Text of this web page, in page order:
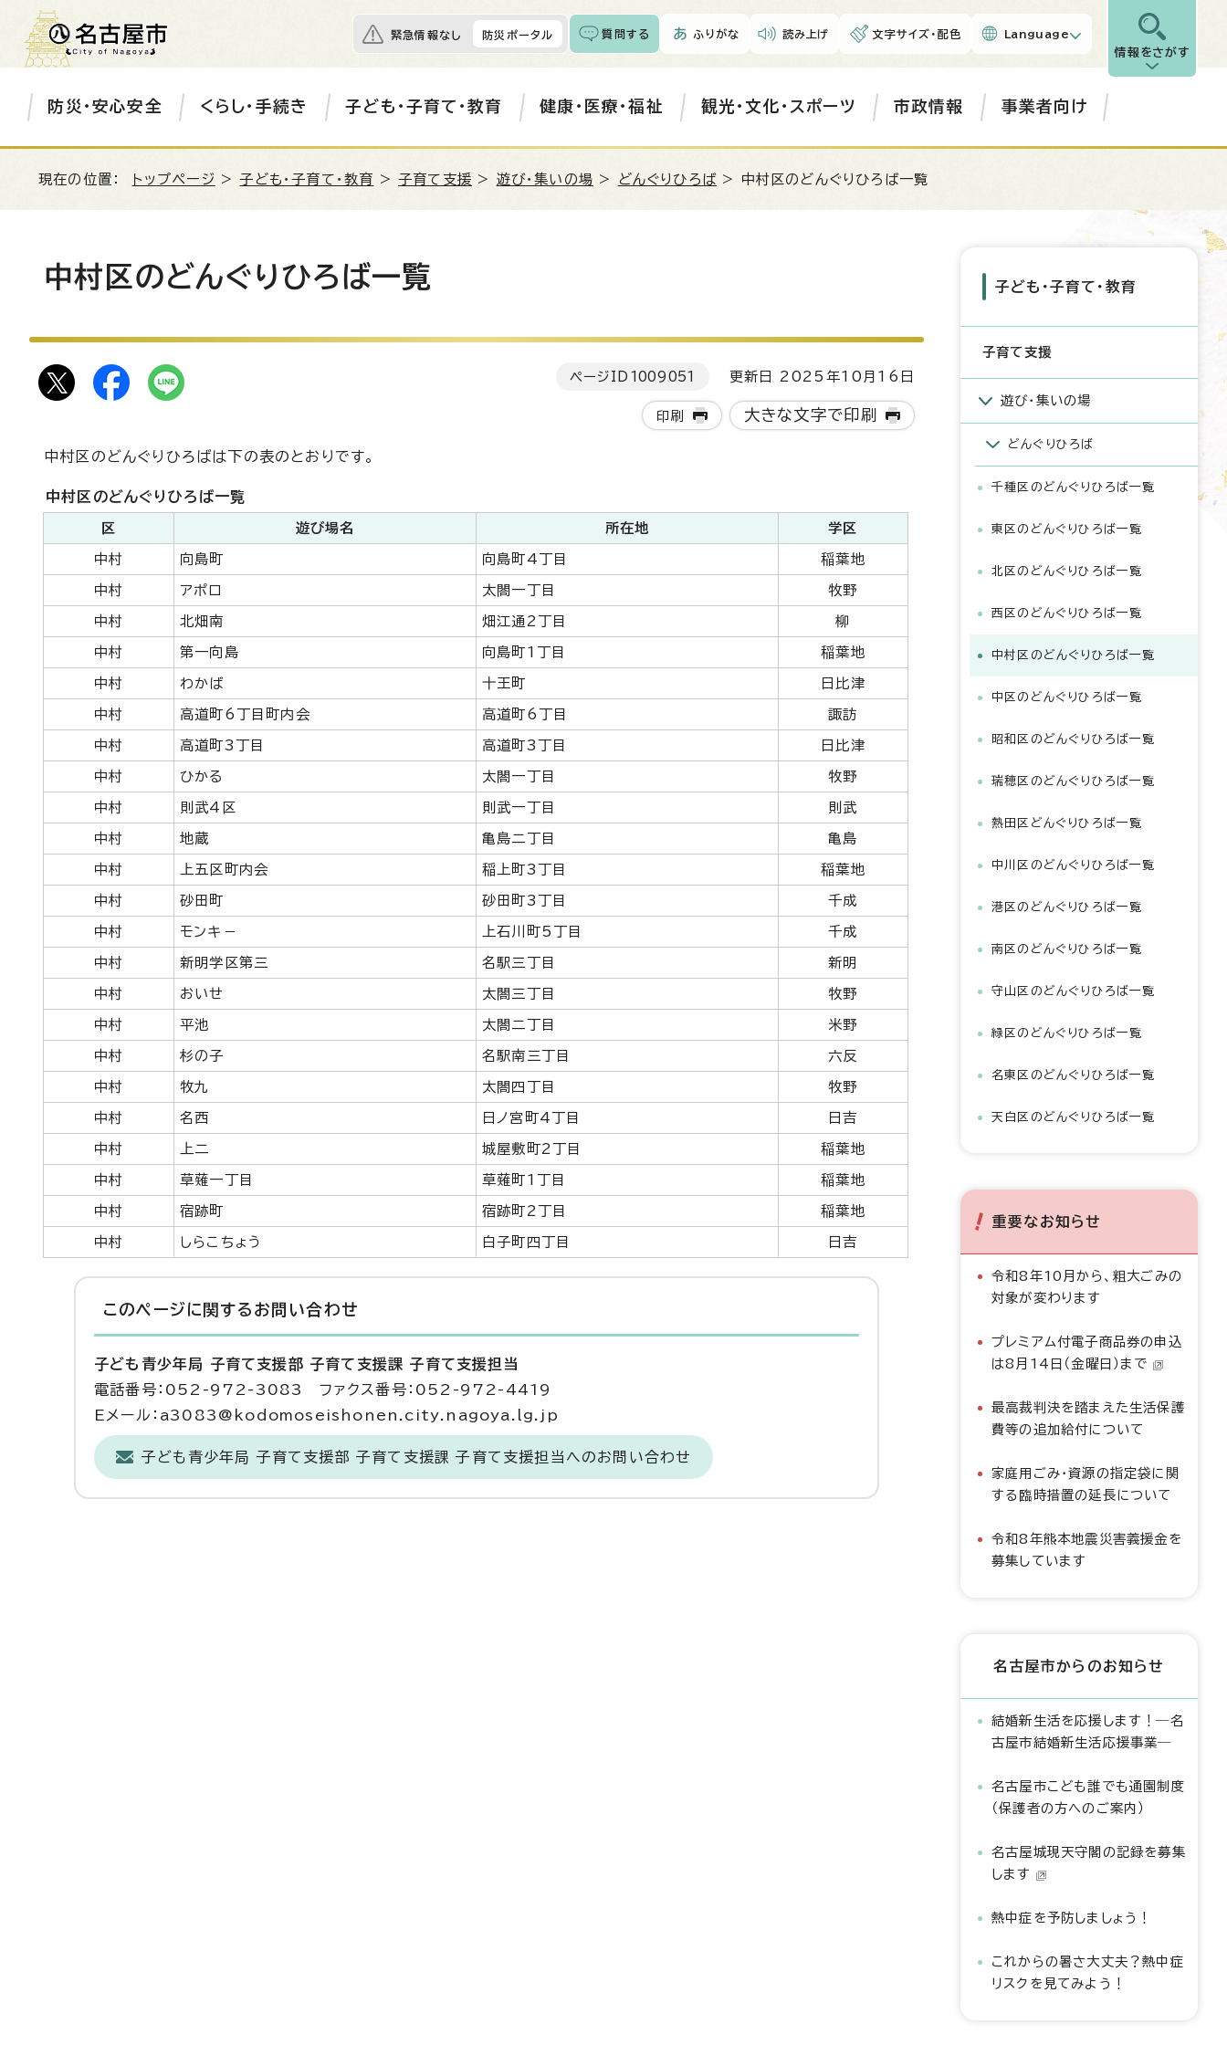
緊急情報なし 防災ポータル 質問する ふりがな 読み上げ 文字サイズ・配色 Language
情報をさがす
防災・安心安全 くらし・手続き 子ども・子育て・教育 健康・医療・福祉 観光・文化・スポーツ 市政情報 事業者向け
現在の位置： トップページ >子ども・子育て・教育 >子育て支援 > 遊び・集いの場 > どんぐりひろば > 中村区のどんぐりひろば一覧
中村区のどんぐりひろば一覧
ページID 1009051 更新日 2025年10月16日
印刷 大きな文字で印刷
中村区のどんぐりひろばは下の表のとおりです。
中村区のどんぐりひろば一覧
区 遊び場名 所在地 学区
中村 向島町 向島町4丁目 稲葉地
中村 アポロ 太閤一丁目 牧野
中村 北畑南 畑江通2丁目 柳
中村 第一向島 向島町1丁目 稲葉地
中村 わかば 十王町 日比津
中村 高道町6丁目町内会 高道町6丁目 諏訪
中村 高道町3丁目 高道町3丁目 日比津
中村 ひかる 太閤一丁目 牧野
中村 則武4区 則武一丁目 則武
中村 地蔵 亀島二丁目 亀島
中村 上五区町内会 稲上町3丁目 稲葉地
中村 砂田町 砂田町3丁目 千成
中村 モンキ－ 上石川町5丁目 千成
中村 新明学区第三 名駅三丁目 新明
中村 おいせ 太閤三丁目 牧野
中村 平池 太閤二丁目 米野
中村 杉の子 名駅南三丁目 六反
中村 牧九 太閤四丁目 牧野
中村 名西 日ノ宮町4丁目 日吉
中村 上二 城屋敷町2丁目 稲葉地
中村 草薙一丁目 草薙町1丁目 稲葉地
中村 宿跡町 宿跡町2丁目 稲葉地
中村 しらこちょう 白子町四丁目 日吉
このページに関する お問い合わせ
子ども青少年局 子育て支援部 子育て支援課 子育て支援担当
電話番号：052-972-3083 ファクス番号：052-972-4419
Eメール：a3083@kodomoseishonen.city.nagoya.lg.jp
子ども青少年局 子育て支援部 子育て支援課 子育て支援担当へのお問い合わせ
子ども・子育て・教育
子育て支援
遊び・集いの場
どんぐりひろば
千種区のどんぐりひろば一覧
東区のどんぐりひろば一覧
北区のどんぐりひろば一覧
西区のどんぐりひろば一覧
中村区のどんぐりひろば一覧
中区のどんぐりひろば一覧
昭和区のどんぐりひろば一覧
瑞穂区のどんぐりひろば一覧
熱田区どんぐりひろば一覧
中川区のどんぐりひろば一覧
港区のどんぐりひろば一覧
南区のどんぐりひろば一覧
守山区のどんぐりひろば一覧
緑区のどんぐりひろば一覧
名東区のどんぐりひろば一覧
天白区のどんぐりひろば一覧
重要なお知らせ
令和8年10月から、粗大ごみの
対象が変わります
プレミアム付電子商品券の申込
は8月14日（金曜日）まで
最高裁判決を踏まえた生活保護
費等の追加給付について
家庭用ごみ・資源の指定袋に関
する臨時措置の延長について
令和8年熊本地震災害義援金を
募集しています
名古屋市からのお知らせ
結婚新生活を応援します！―名
古屋市結婚新生活応援事業―
名古屋市こども誰でも通園制度
（保護者の方へのご案内）
名古屋城現天守閣の記録を募集
します
熱中症を予防しましょう！
これからの暑さ大丈夫？熱中症
リスクを見てみよう！